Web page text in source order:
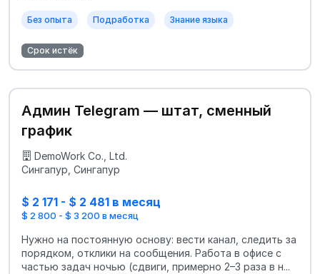
Без опыта Подработка Знание языка
Срок истёк
Админ Telegram — штат, сменный
график
DemoWork Co., Ltd.
Сингапур, Сингапур
$ 2 171 - $ 2 481 в месяц
$ 2 800 - $ 3 200 в месяц
Нужно на постоянную основу: вести канал, следить за
порядком, отклики на сообщения. Работа в офисе с
частью задач ночью (сдвиги, примерно 2–3 раза в н...